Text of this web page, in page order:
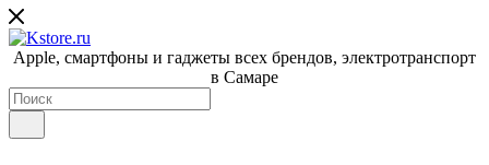
Apple, cмартфоны и гаджеты всех брендов, электротранспорт
в Самаре